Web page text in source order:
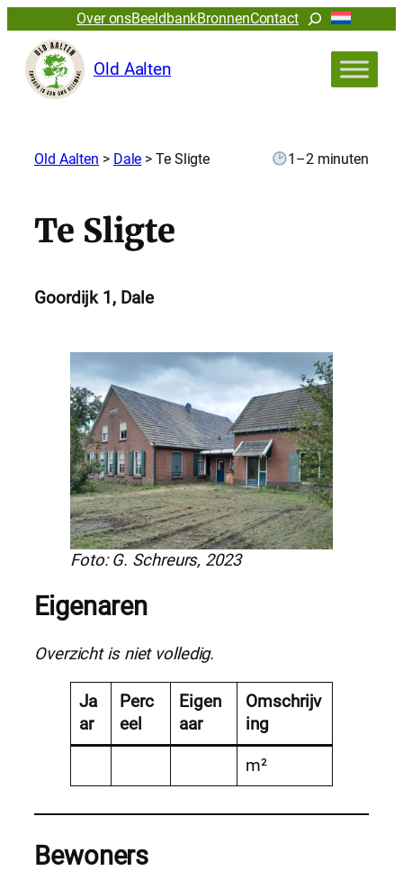
Over onsBeeldbankBronnenContactZoeken
Old Aalten
Old Aalten > Dale >Te Sligte 1–2 minuten
Te Sligte
Goordijk 1, Dale
Foto: G. Schreurs, 2023
Eigenaren
Overzicht is niet volledig.
Ja
ar
Perc
eel
Eigen
aar
Omschrijv
ing
m²
Bewoners